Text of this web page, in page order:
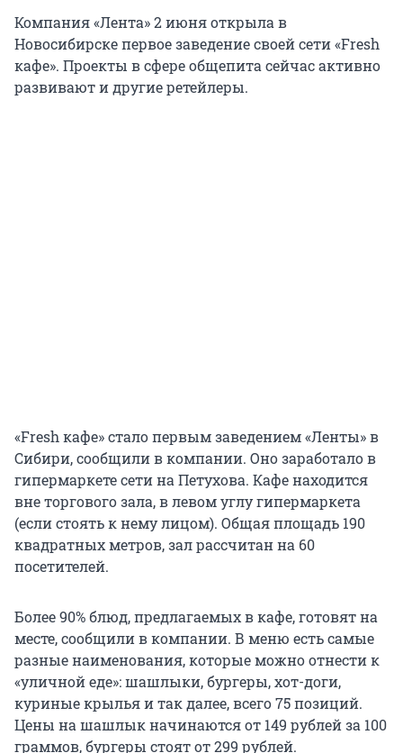
Компания «Лента» 2 июня открыла в
Новосибирске первое заведение своей сети «Fresh
кафе». Проекты в сфере общепита сейчас активно
развивают и другие ретейлеры.
«Fresh кафе» стало первым заведением «Ленты» в
Сибири, сообщили в компании. Оно заработало в
гипермаркете сети на Петухова. Кафе находится
вне торгового зала, в левом углу гипермаркета
(если стоять к нему лицом). Общая площадь 190
квадратных метров, зал рассчитан на 60
посетителей.
Более 90% блюд, предлагаемых в кафе, готовят на
месте, сообщили в компании. В меню есть самые
разные наименования, которые можно отнести к
«уличной еде»: шашлыки, бургеры, хот-доги,
куриные крылья и так далее, всего 75 позиций.
Цены на шашлык начинаются от 149 рублей за 100
граммов, бургеры стоят от 299 рублей.